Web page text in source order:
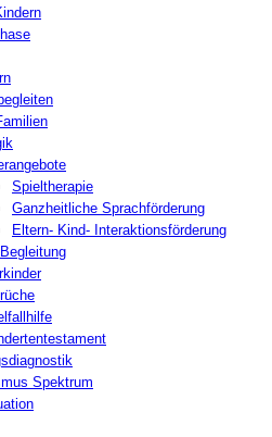
Spieltherapie
Ganzheitliche Sprachförderung
Eltern- Kind- Interaktionsförderung
Spektrum